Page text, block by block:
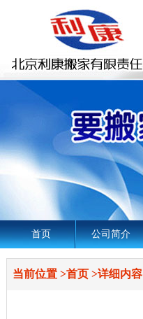
首页 公司简介
当前位置>首页>详细内容